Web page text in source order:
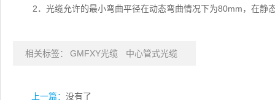
2．光缆允许的最小弯曲平径在动态弯曲情况下为80mm，在静
相关标签： GMFXY光缆 中心管式光缆
上一篇： 没有了